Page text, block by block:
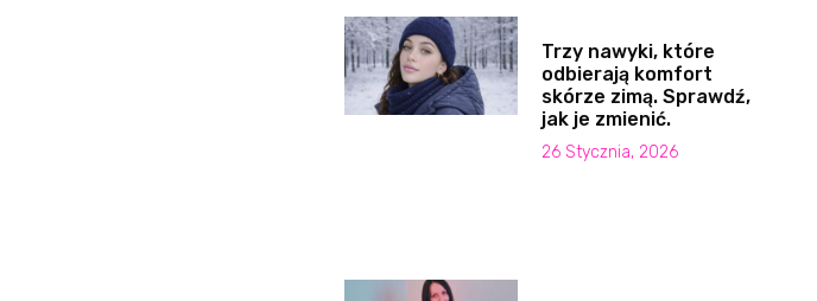
Trzy nawyki, które
odbierają komfort
skórze zimą. Sprawdź,
jak je zmienić.
26 Stycznia, 2026